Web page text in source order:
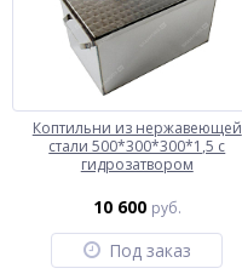
Коптильни из нержавеющей
стали 500*300*300*1,5 с
гидрозатвором
10 600 руб.
Под заказ